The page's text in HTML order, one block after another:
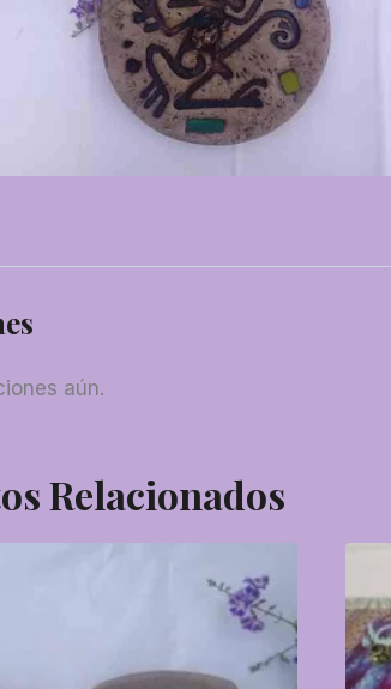
aún.
Relacionados